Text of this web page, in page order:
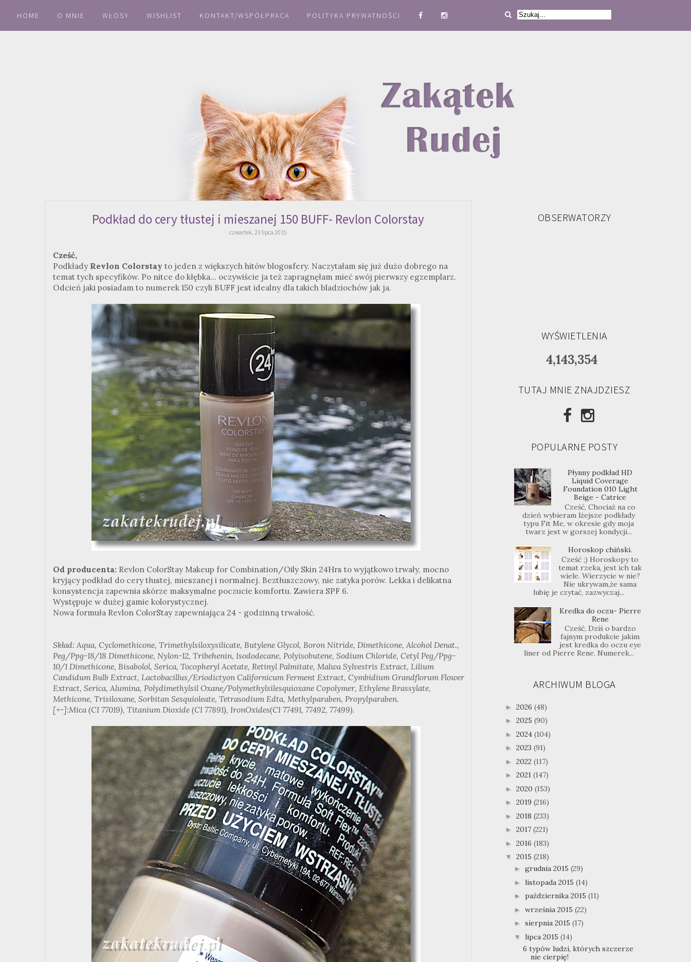
HOME O MNIE WŁOSY WISHLIST KONTAKT/WSPÓŁPRACA POLITYKA PRYWATNOŚCI
Podkład do cery tłustej i mieszanej 150 BUFF- Revlon Colorstay
czwartek, 23 lipca 2015
Cześć,
PodkładyRevlon Colorstay to jeden z większych hitów blogosfery. Naczytałam się już dużo dobrego na
temat tych specyfików. Po nitce do kłębka... oczywiście ja też zapragnęłam mieć swój pierwszy egzemplarz.
Odcień jaki posiadam to numerek 150 czyli BUFF jest idealny dla takich bladziochów jak ja.
Od producenta: Revlon ColorStay Makeup for Combination/Oily Skin 24Hrs to wyjątkowo trwały, mocno
kryjący podkład do cery tłustej, mieszanej i normalnej. Beztłuszczowy, nie zatyka porów. Lekka i delikatna
konsystencja zapewnia skórze maksymalne poczucie komfortu. Zawiera SPF 6.
Występuje w dużej gamie kolorystycznej.
Nowa formuła Revlon ColorStay zapewniająca 24 - godzinną trwałość.
Skład: Aqua, Cyclomethicone, Trimethylsiloxysilicate, Butylene Glycol, Boron Nitride, Dimethicone, Alcohol Denat.,
Peg/Ppg-18/18 Dimethicone, Nylon-12, Tribehenin, Isododecane, Polyisobutene, Sodium Chloride, Cetyl Peg/Ppg-
10/1 Dimethicone, Bisabolol, Serica, Tocopheryl Acetate, Retinyl Palmitate, Malwa Sylvestris Extract, Lilium
Candidum Bulb Extract, Lactobacillus/Eriodictyon Californicum Ferment Extract, Cymbidium Grandflorum Flower
Extract, Serica, Alumina, Polydimethylsil Oxane/Polymethylsilesquioxane Copolymer, Ethylene Brassylate,
Methicone, Trisiloxane, Sorbitan Sesquioleate, Tetrasodium Edta, Methylparaben, Propylparaben.
[+-]:Mica (CI 77019), Titanium Dioxide (CI 77891), IronOxides(CI 77491, 77492, 77499).
OBSERWATORZY
WYŚWIETLENIA
4,143,354
TUTAJ MNIE ZNAJDZIESZ
POPULARNE POSTY
Płynny podkład HD
Liquid Coverage
Foundation 010 Light
Beige - Catrice
Cześć, Chociaż na co
dzień wybieram lżejsze podkłady
typu Fit Me, w okresie gdy moja
twarz jest w gorszej kondycji...
Horoskop chiński.
Cześć ;) Horoskopy to
temat rzeka, jest ich tak
wiele. Wierzycie w nie?
Nie ukrywam,że sama
lubię je czytać, zazwyczaj...
Kredka do oczu- Pierre
Rene
Cześć, Dziś o bardzo
fajnym produkcie jakim
jest kredka do oczu eye
liner od Pierre Rene. Numerek...
ARCHIWUM BLOGA
► 2026 (48)
► 2025 (90)
► 2024 (104)
► 2023 (91)
► 2022 (117)
► 2021 (147)
► 2020 (153)
► 2019 (216)
► 2018 (233)
► 2017 (221)
► 2016 (183)
▼ 2015 (218)
► grudnia 2015 (29)
► listopada 2015 (14)
► października 2015 (11)
► września 2015 (22)
► sierpnia 2015 (17)
▼ lipca 2015 (14)
6 typów ludzi, których szczerze
nie cierpię!